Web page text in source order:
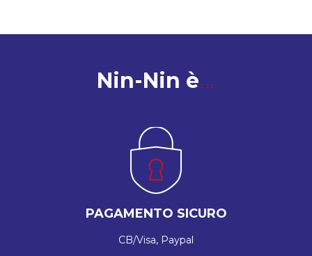
Nin-Nin è
PAGAMENTO SICURO
CB/Visa, Paypal